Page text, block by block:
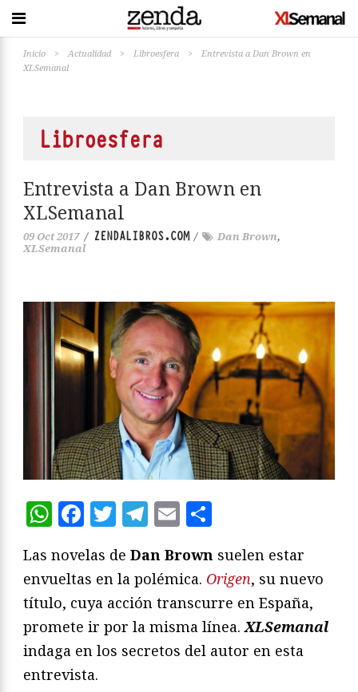
Inicio > Actualidad > Libroesfera >
Entrevista a Dan Brown en
XLSemanal
Libroesfera
Entrevista a Dan Brown en
XLSemanal
09 Oct 2017 / ZENDALIBROS.COM/ Dan Brown,
XLSemanal
WhatsApp
Facebook
Twitter
Telegram
Email
Las novelas de Dan Brown suelen estar
envueltas en la polémica. Origen, su nuevo
título, cuya acción transcurre en España,
promete ir por la misma línea.XLSemanal
indaga en los secretos del autor en esta
entrevista.